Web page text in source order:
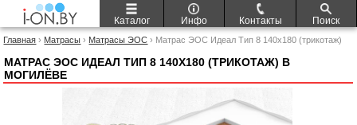
Каталог Инфо Контакты Поиск
Главная › Матрасы › Матрасы ЭОС › Матрас ЭОС Идеал Тип 8 140x180 (трикотаж)
МАТРАС ЭОС ИДЕАЛ ТИП 8 140X180 (ТРИКОТАЖ) В
МОГИЛЁВЕ